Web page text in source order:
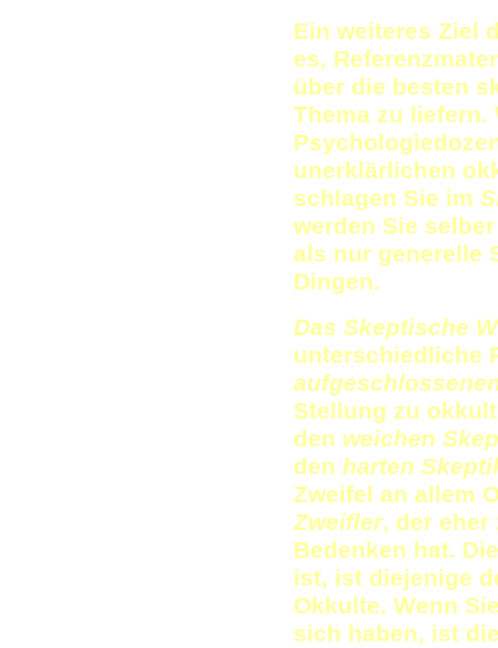
Ein weiteres Ziel
es,
über die besten
Thema zu liefern.
unerklärlichen
schlagen Sie im
werden Sie
als nur generelle
Dingen.
Das Skeptische
unterschiedliche
Stellung zu
den weichen
den harten
Zweifel an allem
Zweifler, der eher
Bedenken hat.
ist, ist diejenige
Okkulte. Wenn
sich haben, ist